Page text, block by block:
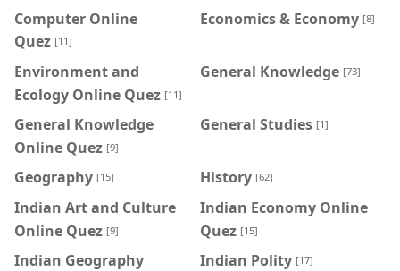
Computer Online
Quez [11]
Economics & Economy [8]
Environment and
Ecology Online Quez [11]
General Knowledge [73]
General Knowledge
Online Quez [9]
General Studies [1]
Geography [15] History [62]
Indian Art and Culture
Online Quez [9]
Indian Economy Online
Quez [15]
Indian Geography
Indian Polity [17]